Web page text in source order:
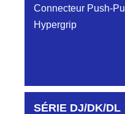
Connecteur Push-Pull
Hypergrip
Aucune pièce
SÉRIE DJ/DK/DL